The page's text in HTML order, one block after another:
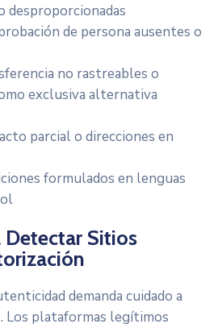
desproporcionadas
de persona ausentes o
no rastreables o
exclusiva alternativa
parcial o direcciones en
formulados en lenguas
Detectar Sitios
demanda cuidado a
Los plataformas legítimos